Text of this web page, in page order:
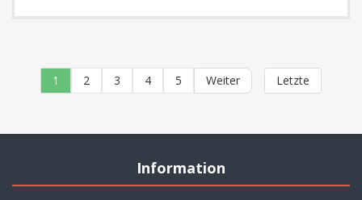
1 2 3 4 5 Weiter Letzte
Information